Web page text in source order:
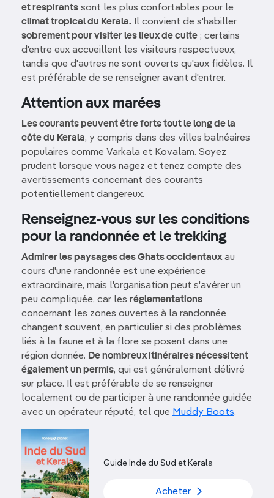
et respirants sont les plus confortables pour le
climat tropical du Kerala. Il convient de s'habiller
sobrement pour visiter les lieux de culte ; certains
d'entre eux accueillent les visiteurs respectueux,
tandis que d'autres ne sont ouverts qu'aux fidèles. Il
est préférable de se renseigner avant d'entrer.
Attention aux marées
Les courants peuvent être forts tout le long de la
côte du Kerala, y compris dans des villes balnéaires
populaires comme Varkala et Kovalam. Soyez
prudent lorsque vous nagez et tenez compte des
avertissements concernant des courants
potentiellement dangereux.
Renseignez-vous sur les conditions
pour la randonnée et le trekking
Admirer les paysages des Ghats occidentauxau
cours d'une randonnée est une expérience
extraordinaire, mais l'organisation peut s'avérer un
peu compliquée, car les réglementations
concernant les zones ouvertes à la randonnée
changent souvent, en particulier si des problèmes
liés à la faune et à la flore se posent dans une
région donnée. De nombreux itinéraires nécessitent
également un permis, qui est généralement délivré
sur place. Il est préférable de se renseigner
localement ou de participer à une randonnée guidée
avec un opérateur réputé, tel que Muddy Boots.
Guide Inde du Sud et Kerala
Acheter